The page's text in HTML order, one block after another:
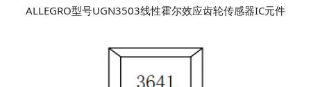
ALLEGRO型号UGN3503线性霍尔效应齿轮传感器IC元件